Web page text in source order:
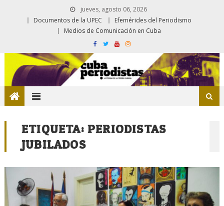
jueves, agosto 06, 2026
Documentos de la UPEC
Efemérides del Periodismo
Medios de Comunicación en Cuba
ETIQUETA: PERIODISTAS
JUBILADOS